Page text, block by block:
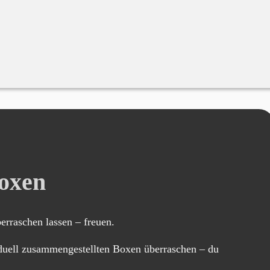
lassen – freuen.
zusammengestellten Boxen überraschen – du